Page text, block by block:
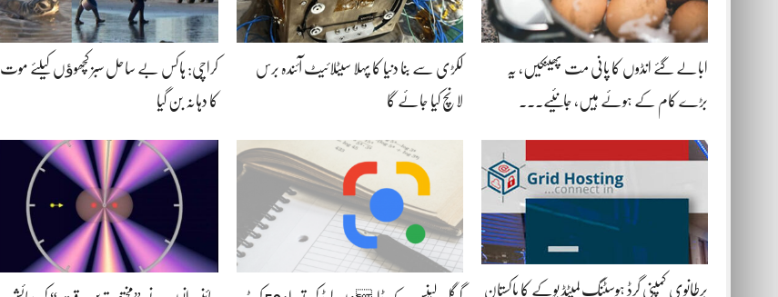
ابالے گئے انڈوں کا پانی مت پھینکیں، یہ
بڑے کام کے ہوئے ہیں، جانئیے۔۔۔
لکڑی سے بنا دنیا کا پہلا سیٹلائیٹ آئندہ برس
لانچ کیا جائے گا
کراچی: ہاکس بے ساحل سبز کچھوﺅں کیلئے موت
کا دہانہ بن گیا
برطانوی کمپنی گرڈ ہوسٹنگ لمیٹڈ یوکے کا پاکستان